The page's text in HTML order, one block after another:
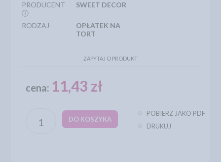
PRODUCENT
ⓘ
SWEET DECOR
RODZAJ
OPŁATEK NA
TORT
ZAPYTAJ O PRODUKT
cena: 11,43 zł
DO KOSZYKA
POBIERZ JAKO PDF
DRUKUJ